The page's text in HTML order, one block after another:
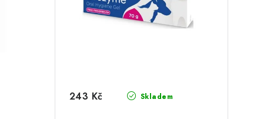
Skladem
243 Kč